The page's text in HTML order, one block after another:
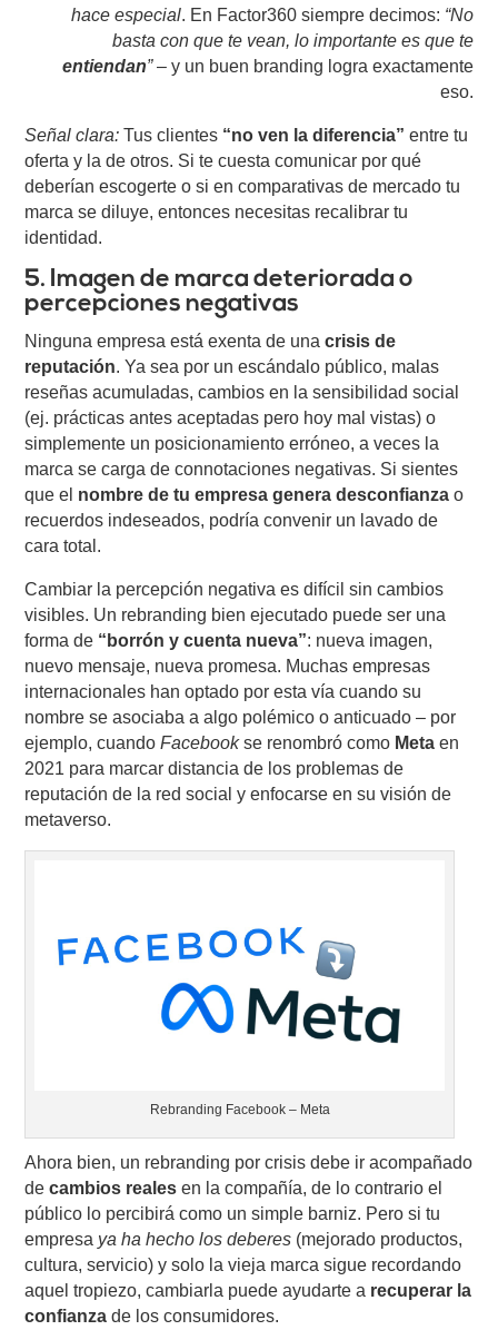
hace especial. En Factor360siempre decimos: “No
basta con que te vean, lo importante es que te
entiendan”– y un buen branding logra exactamente
eso.
Señal clara: Tus clientes “no ven la diferencia” entre tu
oferta y la de otros. Si te cuesta comunicar por qué
deberían escogerte o si en comparativas de mercado tu
marca se diluye, entonces necesitas recalibrar tu
identidad.
5. Imagen de marca deteriorada o
percepciones negativas
Ninguna empresa está exenta de unacrisis de
reputación. Ya sea por un escándalo público, malas
reseñas acumuladas, cambios en la sensibilidad social
(ej. prácticas antes aceptadas pero hoy mal vistas) o
simplemente un posicionamiento erróneo, a veces la
marca se carga de connotaciones negativas. Si sientes
que el nombre de tu empresa genera desconfianza o
recuerdos indeseados, podría convenir un lavado de
cara total.
Cambiar la percepción negativa es difícil sin cambios
visibles. Un rebranding bien ejecutado puede ser una
forma de “borrón y cuenta nueva”: nueva imagen,
nuevo mensaje, nueva promesa. Muchas empresas
internacionales han optado por esta vía cuando su
nombre se asociaba a algo polémico o anticuado – por
ejemplo, cuandoFacebookse renombró como Meta en
2021 para marcar distancia de los problemas de
reputación de la red social y enfocarse en su visión de
metaverso.
Rebranding Facebook – Meta
Ahora bien, un rebranding por crisis debe ir acompañado
decambios reales en la compañía, de lo contrario el
público lo percibirá como un simple barniz. Pero si tu
empresa ya ha hecho los deberes (mejorado productos,
cultura, servicio) y solo la vieja marca sigue recordando
aquel tropiezo, cambiarla puede ayudarte a recuperar la
confianza de los consumidores.